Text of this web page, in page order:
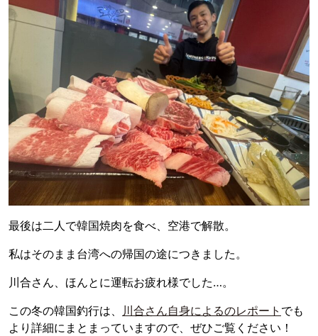
最後は二人で韓国焼肉を食べ、空港で解散。
私はそのまま台湾への帰国の途につきました。
川合さん、ほんとに運転お疲れ様でした…。
この冬の韓国釣行は、 川合さん自身によるのレポート でも
より詳細にまとまっていますので、ぜひご覧ください！